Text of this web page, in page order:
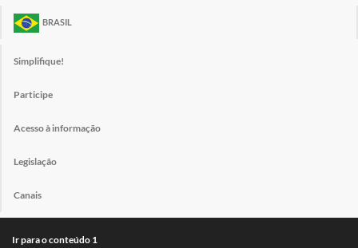
BRASIL
Simplifique!
Participe
Acesso à informação
Legislação
Canais
Ir para o conteúdo 1